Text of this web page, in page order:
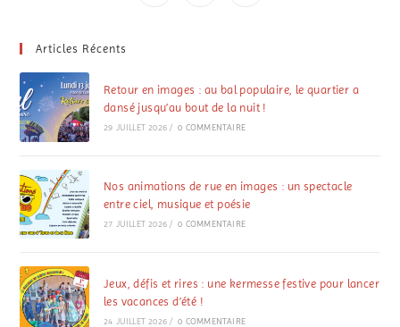
Articles Récents
Retour en images : au bal populaire, le quartier a
dansé jusqu’au bout de la nuit !
29 JUILLET 2026 / 0 COMMENTAIRE
Nos animations de rue en images : un spectacle
entre ciel, musique et poésie
27 JUILLET 2026 / 0 COMMENTAIRE
Jeux, défis et rires : une kermesse festive pour lancer
les vacances d’été !
24 JUILLET 2026 / 0 COMMENTAIRE